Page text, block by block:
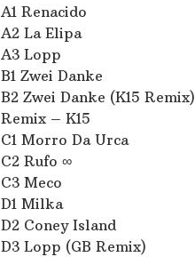
A1 Renacido
A2 La Elipa
A3 Lopp
B1 Zwei Danke
B2 Zwei Danke (K15 Remix)
Remix – K15
C1 Morro Da Urca
C2 Rufo ∞
C3 Meco
D1 Milka
D2 Coney Island
D3 Lopp (GB Remix)